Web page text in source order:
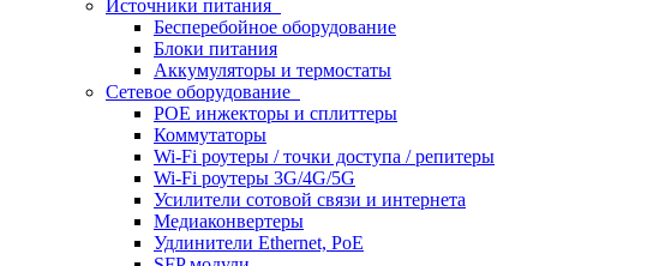
Источники питания
Бесперебойное оборудование
Блоки питания
Аккумуляторы и термостаты
Сетевое оборудование
POE инжекторы и сплиттеры
Коммутаторы
Wi-Fi роутеры / точки доступа / репитеры
Wi-Fi роутеры 3G/4G/5G
Усилители сотовой связи и интернета
Медиаконвертеры
Удлинители Ethernet, PoE